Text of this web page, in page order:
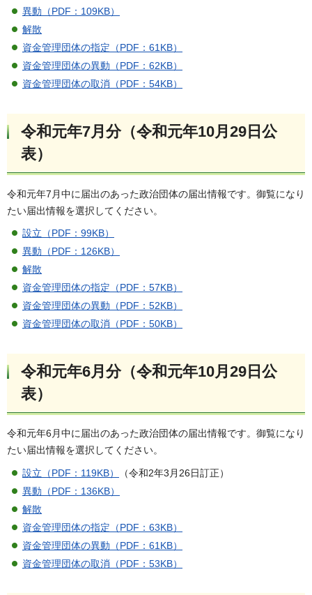
異動（PDF：109KB）
解散
資金管理団体の指定（PDF：61KB）
資金管理団体の異動（PDF：62KB）
資金管理団体の取消（PDF：54KB）
令和元年7月分（令和元年10月29日公
表）
令和元年7月中に届出のあった政治団体の届出情報です。御覧になり
たい届出情報を選択してください。
設立（PDF：99KB）
異動（PDF：126KB）
解散
資金管理団体の指定（PDF：57KB）
資金管理団体の異動（PDF：52KB）
資金管理団体の取消（PDF：50KB）
令和元年6月分（令和元年10月29日公
表）
令和元年6月中に届出のあった政治団体の届出情報です。御覧になり
たい届出情報を選択してください。
設立（PDF：119KB）
（令和2年3月26日訂正）
異動（PDF：136KB）
解散
資金管理団体の指定（PDF：63KB）
資金管理団体の異動（PDF：61KB）
資金管理団体の取消（PDF：53KB）